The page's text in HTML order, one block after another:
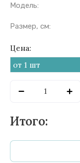
Модель:
Размер, см:
Цена:
от 1 шт